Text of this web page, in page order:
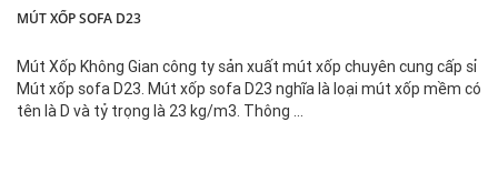
MÚT XỐP SOFA D23
Mút Xốp Không Gian công ty sản xuất mút xốp chuyên cung cấp sỉ
Mút xốp sofa D23. Mút xốp sofa D23 nghĩa là loại mút xốp mềm có
tên là D và tỷ trọng là 23 kg/m3. Thông ...